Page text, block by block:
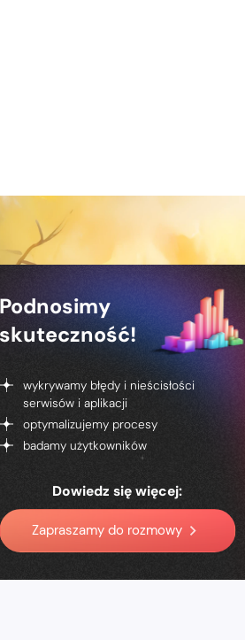
Podnosimy
skuteczność!
wykrywamy błędy i nieścisłości
serwisów i aplikacji
optymalizujemy procesy
badamy użytkowników
Dowiedz się więcej:
Zapraszamy do rozmowy